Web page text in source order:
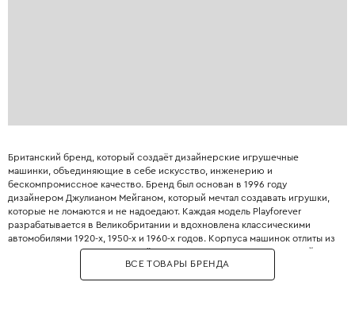
Британский бренд, который создаёт дизайнерские игрушечные
машинки, объединяющие в себе искусство, инженерию и
бескомпромиссное качество. Бренд был основан в 1996 году
дизайнером Джулианом Мейганом, который мечтал создавать игрушки,
которые не ломаются и не надоедают. Каждая модель Playforever
разрабатывается в Великобритании и вдохновлена классическими
автомобилями 1920-х, 1950-х и 1960-х годов. Корпуса машинок отлиты из
ударопрочного пластика, а колёса из мягкого полиуретана, который
позволяет им плавно катиться по любой поверхности. Особенность
Playforever — абсолютное отсутствие мелких деталей, батареек и
ВСЕ ТОВАРЫ БРЕНДА